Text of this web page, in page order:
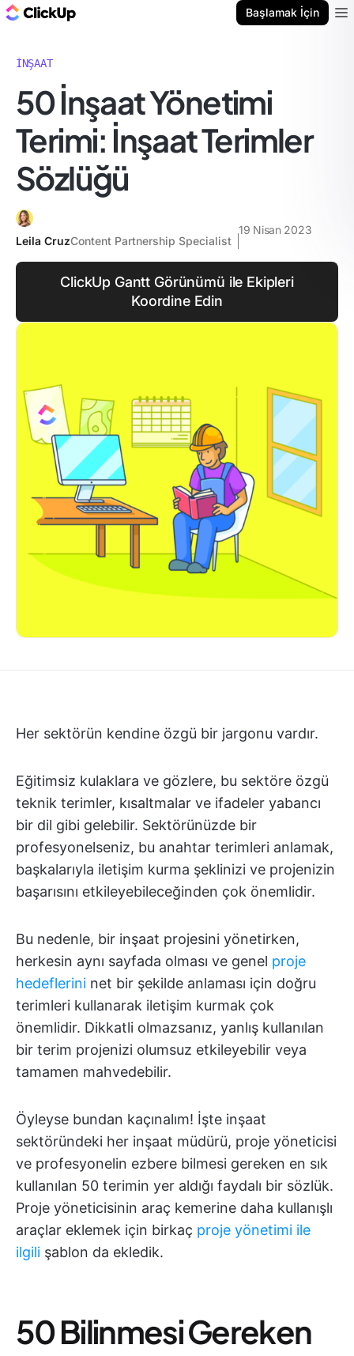
Başlamak İçin
İNŞAAT
50 İnşaat Yönetimi
Terimi: İnşaat Terimler
Sözlüğü
Leila CruzContent Partnership Specialist
19 Nisan 2023
ClickUp Gantt Görünümü ile Ekipleri
Koordine Edin
Her sektörün kendine özgü bir jargonu vardır.
Eğitimsiz kulaklara ve gözlere, bu sektöre özgü
teknik terimler, kısaltmalar ve ifadeler yabancı
bir dil gibi gelebilir. Sektörünüzde bir
profesyonelseniz, bu anahtar terimleri anlamak,
başkalarıyla iletişim kurma şeklinizi ve projenizin
başarısını etkileyebileceğinden çok önemlidir.
Bu nedenle, bir inşaat projesini yönetirken,
herkesin aynı sayfada olması ve genel proje
hedeflerini net bir şekilde anlaması için doğru
terimleri kullanarak iletişim kurmak çok
önemlidir. Dikkatli olmazsanız, yanlış kullanılan
bir terim projenizi olumsuz etkileyebilir veya
tamamen mahvedebilir.
Öyleyse bundan kaçınalım! İşte inşaat
sektöründeki her inşaat müdürü, proje yöneticisi
ve profesyonelin ezbere bilmesi gereken en sık
kullanılan 50 terimin yer aldığı faydalı bir sözlük.
Proje yöneticisinin araç kemerine daha kullanışlı
araçlar eklemek için birkaç proje yönetimi ile
ilgili şablon da ekledik.
50 Bilinmesi Gereken